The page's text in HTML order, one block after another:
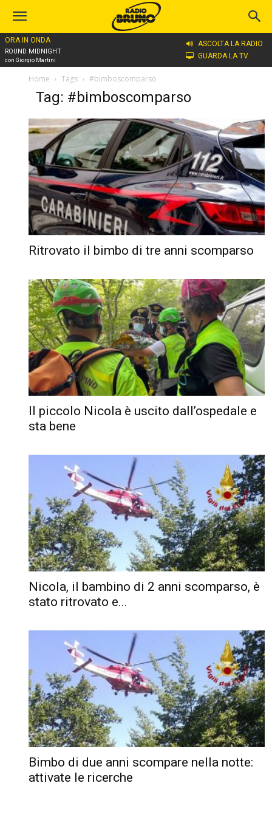
ORA IN ONDA
ROUND MIDNIGHT
con Giorgio Martini
ASCOLTA LA RADIO
GUARDA LA TV
Home Tags #bimboscomparso
Tag: #bimboscomparso
Ritrovato il bimbo di tre anni scomparso
Il piccolo Nicola è uscito dall’ospedale e
sta bene
Nicola, il bambino di 2 anni scomparso, è
stato ritrovato e...
Bimbo di due anni scompare nella notte:
attivate le ricerche